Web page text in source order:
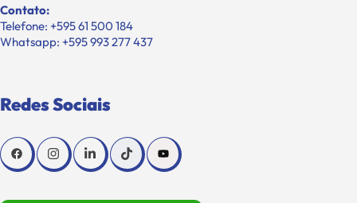
Contato:
Telefone: +595 61 500 184
Whatsapp: +595 993 277 437
Redes Sociais